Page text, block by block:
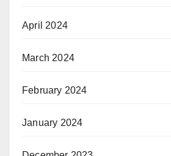
April 2024
March 2024
February 2024
January 2024